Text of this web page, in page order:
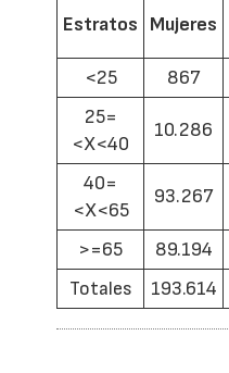
Estratos Mujeres
<25
867
25=
<X<40
10.286
40=
<X<65
93.267
>=65 89.194
Totales
193.614